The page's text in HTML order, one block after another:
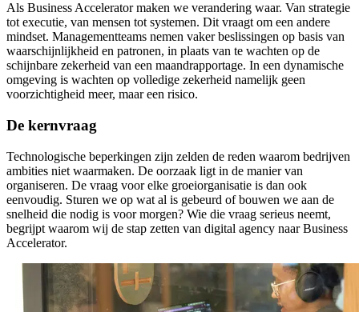
Als Business Accelerator maken we verandering waar. Van strategie
tot executie, van mensen tot systemen. Dit vraagt om een andere
mindset. Managementteams nemen vaker beslissingen op basis van
waarschijnlijkheid en patronen, in plaats van te wachten op de
schijnbare zekerheid van een maandrapportage. In een dynamische
omgeving is wachten op volledige zekerheid namelijk geen
voorzichtigheid meer, maar een risico.
De kernvraag
Technologische beperkingen zijn zelden de reden waarom bedrijven
ambities niet waarmaken. De oorzaak ligt in de manier van
organiseren. De vraag voor elke groeiorganisatie is dan ook
eenvoudig. Sturen we op wat al is gebeurd of bouwen we aan de
snelheid die nodig is voor morgen? Wie die vraag serieus neemt,
begrijpt waarom wij de stap zetten van digital agency naar Business
Accelerator.